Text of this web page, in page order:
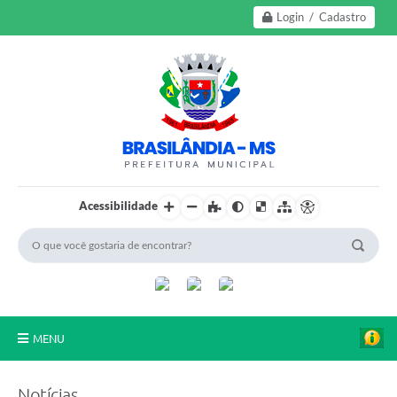
Login / Cadastro
Acessibilidade
MENU